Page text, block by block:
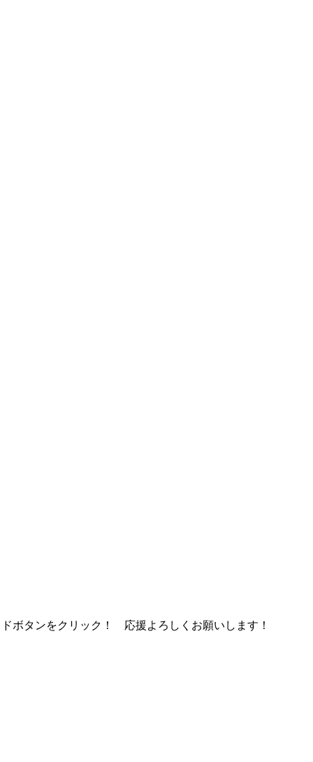
ボタンをクリック！ 応援よろしくお願いします！